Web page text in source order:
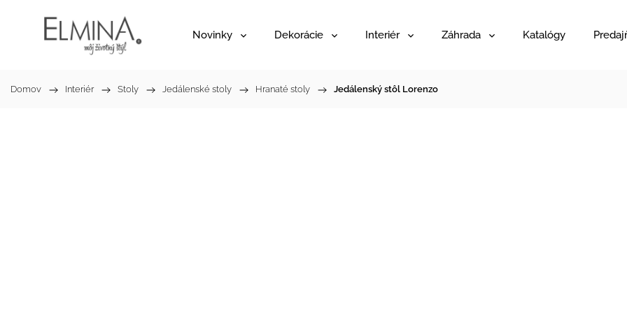
Novinky Dekorácie Interiér Záhrada Katalógy
Domov / Interiér / Stoly / Jedálenské stoly / Hranaté stoly / Jedálenský stôl Lorenzo